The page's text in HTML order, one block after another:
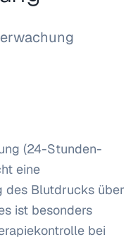
(24-Stunden-
eine
des Blutdrucks über
ist besonders
bei